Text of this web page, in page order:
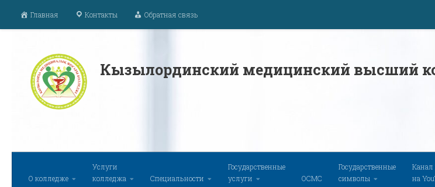
Перейти к содержимому
Главная Контакты Обратная связь
Кызылординский медицинский высший
О колледже
Услуги
колледжа
Специальности
Государственные
услуги
ОСМС
Государственные
символы
Канал
на